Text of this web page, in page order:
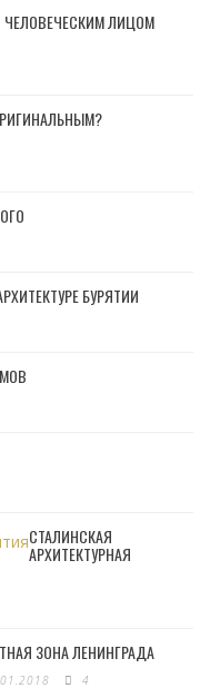
ЛИЦОМ
БУРЯТИИ
СТАЛИНСКАЯ
АРХИТЕКТУРНАЯ
ЗОНА ЛЕНИНГРАДА
4